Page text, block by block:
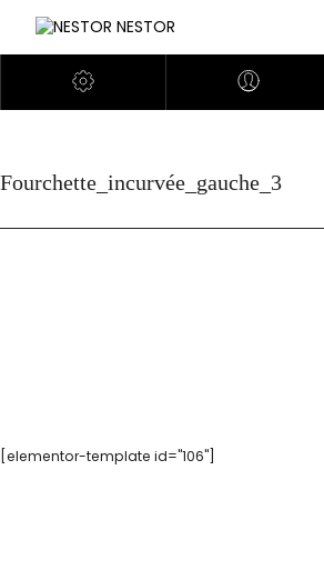
Fourchette_incurvée_gauche_3
[elementor-template id="106"]